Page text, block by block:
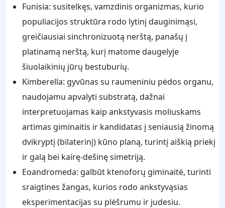
Funisia: susitelkęs, vamzdinis organizmas, kurio
populiacijos struktūra rodo lytinį dauginimąsi,
greičiausiai sinchronizuotą nerštą, panašų į
platinamą nerštą, kurį matome daugelyje
šiuolaikinių jūrų bestuburių.
Kimberella: gyvūnas su raumeniniu pėdos organu,
naudojamu apvalyti substratą, dažnai
interpretuojamas kaip ankstyvasis moliuskams
artimas giminaitis ir kandidatas į seniausią žinomą
dvikryptį (bilaterinį) kūno planą, turintį aiškią priekį
ir galą bei kairę-dešinę simetriją.
Eoandromeda: galbūt ktenoforų giminaitė, turinti
sraigtines žangas, kurios rodo ankstyvąsias
eksperimentacijas su plėšrumu ir judesiu.